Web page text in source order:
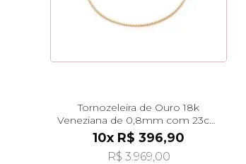
Tornozeleira de Ouro 18k
Veneziana de 0,8mm com 23cm
to00361
10x R$ 396,90
R$ 3.969,00